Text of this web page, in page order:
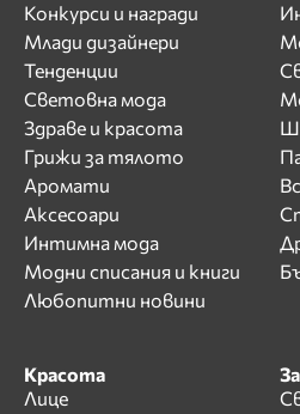
Конкурси и награди
Млади дизайнери
Тенденции
Световна мода
Здраве и красота
Грижи за тялото
Аромати
Аксесоари
Интимна мода
Модни списания и книги
Любопитни новини
Красота
Лице